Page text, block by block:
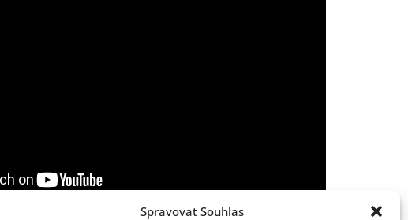
Spravovat Souhlas